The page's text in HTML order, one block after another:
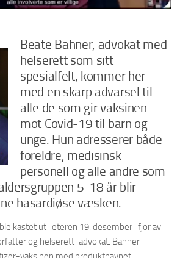
Beate Bahner, advokat med
helserett som sitt
spesialfelt, kommer her
med en skarp advarsel til
alle de som gir vaksinen
mot Covid-19 til barn og
unge. Hun adresserer både
foreldre, medisinsk
personell og alle andre som
5-18 år blir
hasardiøse væsken.
kastet ut i eteren 19. desember i fjor av
og helserett-advokat. Bahner